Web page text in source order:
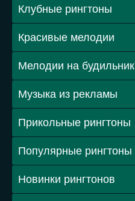
Клубные рингтоны
Красивые мелодии
Мелодии на будильник
Музыка из рекламы
Прикольные рингтоны
Популярные рингтоны
Новинки рингтонов